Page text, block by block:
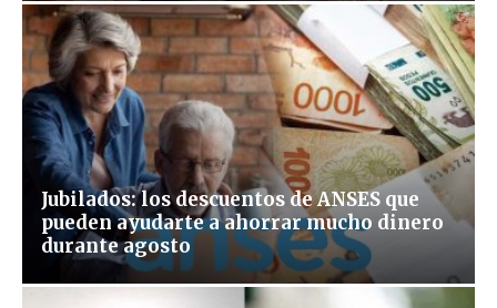
Jubilados: los descuentos de ANSES que
pueden ayudarte a ahorrar mucho dinero
durante agosto